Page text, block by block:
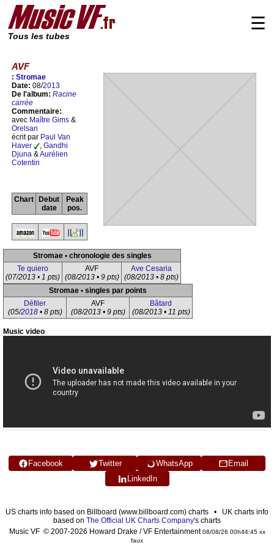
Tous les tubes
☰
AVF
: Stromae
Date: 08/2013
De l'album: Racine
carrée
Commentaire:
avec Maître Gims &
Orelsan
écrit par Paul Van
Haver
, Gandhi
Djuna &Aurélien
Cotentin
Chart
Debut
date
Peak
pos.
Stromae • chronologie des singles
Te quiero
(07/2013 • 1 pts)
AVF
(08/2013 • 9 pts)
Ave Cesaria
(08/2013 • 8 pts)
Stromae • singles par points
Défiler
(05/2018• 8 pts)
AVF
(08/2013 • 9 pts)
Bâtard
(08/2013 • 11 pts)
Music video
Facebook Twitter WhatsApp
Email
LinkedIn
US charts info based on Billboard (www.billboard.com) charts • UK charts info
based on The Official UK Charts Company's charts
Music VF © 2007-2026 Howard Drake / VF Entertainment08/08/26 00h44:45 xx
faux